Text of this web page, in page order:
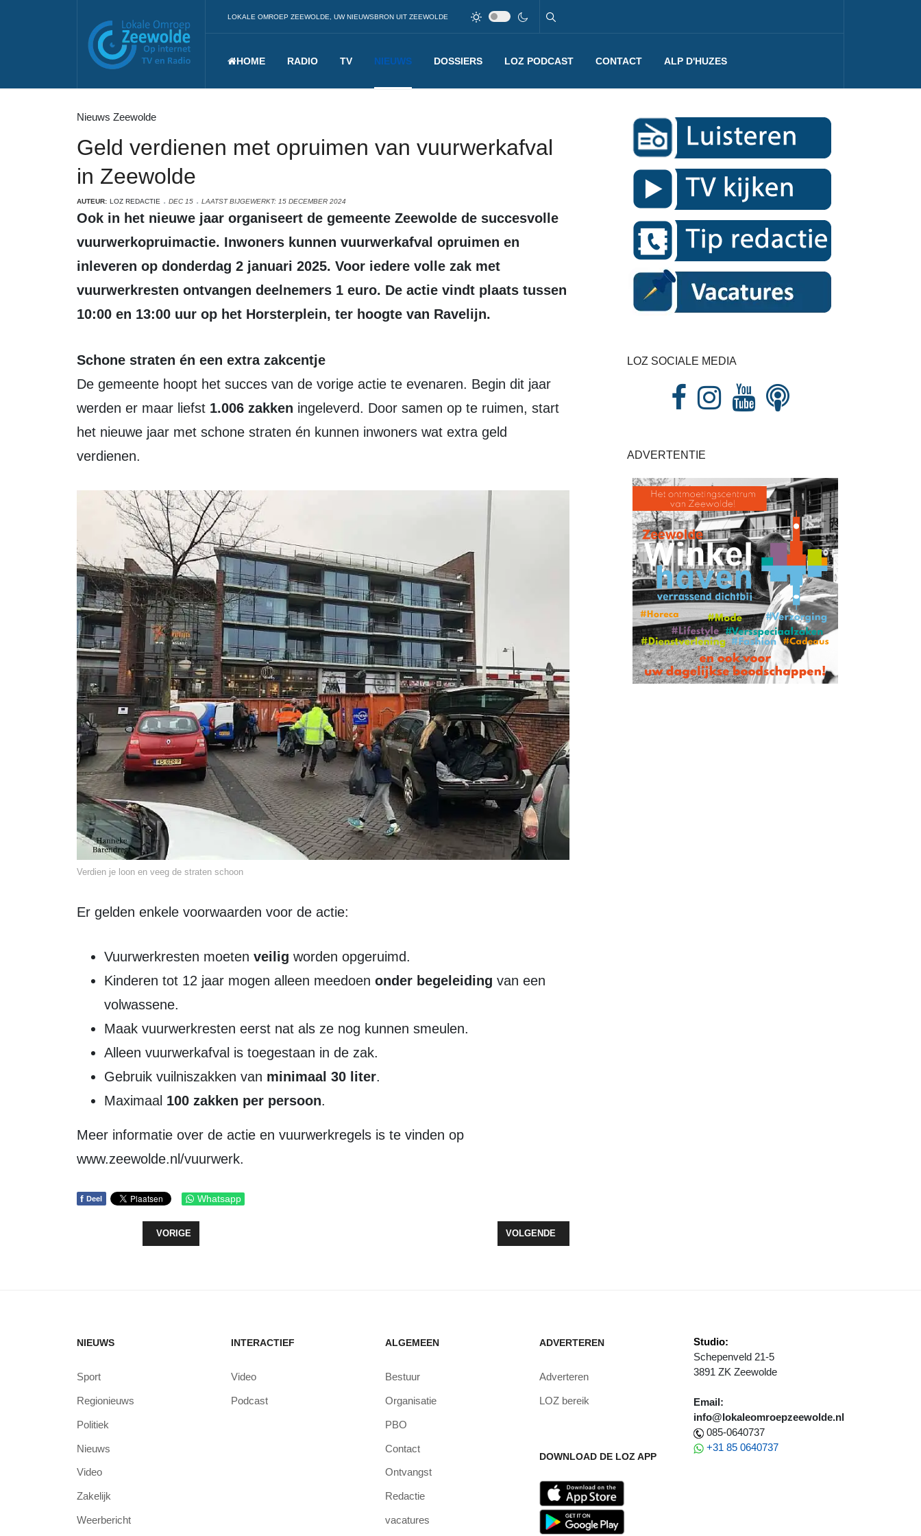
LOKALE OMROEP ZEEWOLDE, UW NIEUWSBRON UIT ZEEWOLDE
HOME RADIO TV NIEUWS DOSSIERS LOZ PODCAST CONTACT ALP D'HUZES
Nieuws Zeewolde
Geld verdienen met opruimen van vuurwerkafval
in Zeewolde
AUTEUR: LOZ REDACTIE DEC 15 LAATST BIJGEWERKT: 15 DECEMBER 2024
Ook in het nieuwe jaar organiseert de gemeente Zeewolde de succesvolle
vuurwerkopruimactie. Inwoners kunnen vuurwerkafval opruimen en
inleveren op donderdag 2 januari 2025. Voor iedere volle zak met
vuurwerkresten ontvangen deelnemers 1 euro. De actie vindt plaats tussen
10:00 en 13:00 uur op het Horsterplein, ter hoogte van Ravelijn.
Schone straten én een extra zakcentje
De gemeente hoopt het succes van de vorige actie te evenaren. Begin dit jaar
werden er maar liefst 1.006 zakken ingeleverd. Door samen op te ruimen, start
het nieuwe jaar met schone straten én kunnen inwoners wat extra geld
verdienen.
Verdien je loon en veeg de straten schoon
Er gelden enkele voorwaarden voor de actie:
Vuurwerkresten moeten veilig worden opgeruimd.
Kinderen tot 12 jaar mogen alleen meedoen onder begeleiding van een
volwassene.
Maak vuurwerkresten eerst nat als ze nog kunnen smeulen.
Alleen vuurwerkafval is toegestaan in de zak.
Gebruik vuilniszakken van minimaal 30 liter.
Maximaal 100 zakken per persoon.
Meer informatie over de actie en vuurwerkregels is te vinden op
www.zeewolde.nl/vuurwerk.
f Deel Whatsapp
VORIG ARTIKEL: BELEEF DE KERSTSFEER MET THE VICTORIANS OP 21 DECEMBER IN DE VERBEELDING
VORIGE VOLGENDE ARTIKEL: GEMEENTE ZEEWOLDE ZOEKT NIEUWE DORPSDICHTER
VOLGENDE
LOZ SOCIALE MEDIA
ADVERTENTIE
NIEUWS
Sport
Regionieuws
Politiek
Nieuws
Video
Zakelijk
Weerbericht
INTERACTIEF
Video
Podcast
ALGEMEEN
Bestuur
Organisatie
PBO
Contact
Ontvangst
Redactie
vacatures
ADVERTEREN
Adverteren
LOZ bereik
DOWNLOAD DE LOZ APP
Studio:
Schepenveld 21-5
3891 ZK Zeewolde
Email:
info@lokaleomroepzeewolde.nl
085-0640737
+31 85 0640737